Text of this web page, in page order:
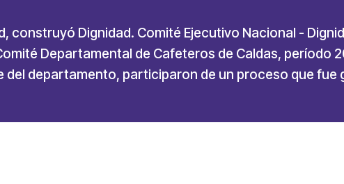
construyó Dignidad. Comité Ejecutivo Nacional -
Departamental de Cafeteros de Caldas, período
del departamento, participaron de un proceso que fue